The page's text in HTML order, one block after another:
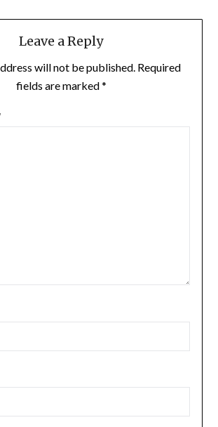
Leave a Reply
will not be published. Required
fields are marked*